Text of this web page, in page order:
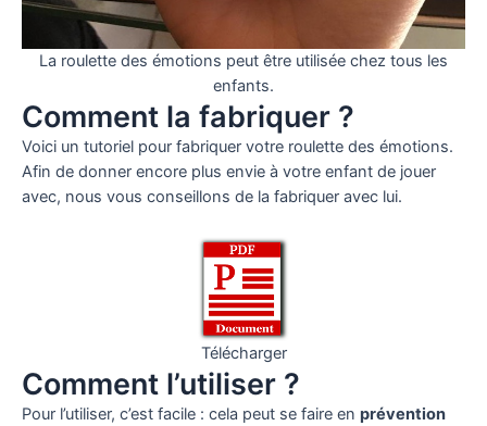
La roulette des émotions peut être utilisée chez tous les
enfants.
Comment la fabriquer ?
Voici un tutoriel pour fabriquer votre roulette des émotions.
Afin de donner encore plus envie à votre enfant de jouer
avec, nous vous conseillons de la fabriquer avec lui.
Télécharger
Comment l’utiliser ?
Pour l’utiliser, c’est facile : cela peut se faire en prévention